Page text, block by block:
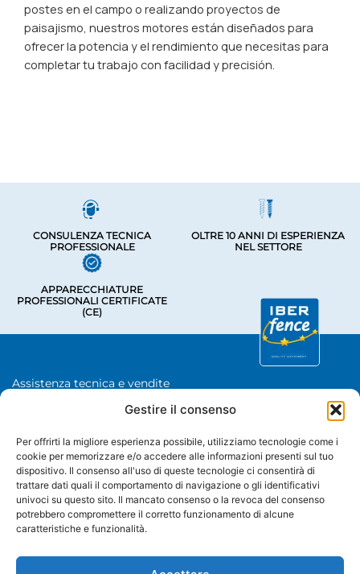
Gestire il consenso
Per offrirti la migliore esperienza possibile, utilizziamo tecnologie come i
cookie per memorizzare e/o accedere alle informazioni presenti sul tuo
dispositivo. Il consenso all'uso di queste tecnologie ci consentirà di
trattare dati quali il comportamento di navigazione o gli identificativi
univoci su questo sito. Il mancato consenso o la revoca del consenso
potrebbero compromettere il corretto funzionamento di alcune
caratteristiche e funzionalità.
postes en el campo o realizando proyectos de
paisajismo, nuestros motores están diseñados para
ofrecer la potencia y el rendimiento que necesitas para
completar tu trabajo con facilidad y precisión.
CONSULENZA TECNICA
PROFESSIONALE
OLTRE 10 ANNI DI ESPERIENZA
NEL SETTORE
APPARECCHIATURE
PROFESSIONALI CERTIFICATE
(CE)
Assistenza tecnica e vendite
Chave De Ponte 3, Bastavales,
Iberfence SL - Partita IVA: B74417890
CHI SIAMO
CATEGORIE
+34 985 985 351 WhatsApp